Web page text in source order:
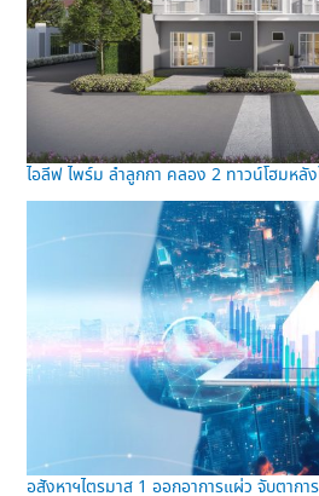
ไอลีฟ ไพร์ม ลำลูกกา คลอง 2 ทาวน์โฮมหลั
อสังหาฯไตรมาส 1 ออกอาการแผ่ว จับตาก